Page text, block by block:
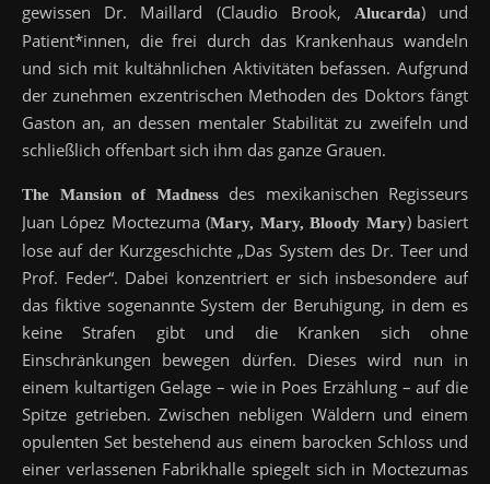
gewissen Dr. Maillard (Claudio Brook,
Alucarda) und
Patient*innen, die frei durch das Krankenhaus wandeln
und sich mit kultähnlichen Aktivitäten befassen. Aufgrund
der zunehmen exzentrischen Methoden des Doktors fängt
Gaston an, an dessen mentaler Stabilität zu zweifeln und
schließlich offenbart sich ihm das ganze Grauen.
The Mansion of Madnessdes mexikanischen Regisseurs
Juan López Moctezuma (Mary, Mary, Bloody Mary) basiert
lose auf der Kurzgeschichte „Das System des Dr. Teer und
Prof. Feder“. Dabei konzentriert er sich insbesondere auf
das fiktive sogenannte System der Beruhigung, in dem es
keine Strafen gibt und die Kranken sich ohne
Einschränkungen bewegen dürfen. Dieses wird nun in
einem kultartigen Gelage – wie in Poes Erzählung – auf die
Spitze getrieben. Zwischen nebligen Wäldern und einem
opulenten Set bestehend aus einem barocken Schloss und
einer verlassenen Fabrikhalle spiegelt sich in Moctezumas